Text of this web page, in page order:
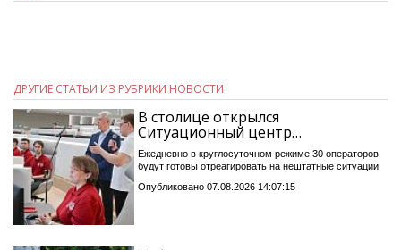
ДРУГИЕ СТАТЬИ ИЗ РУБРИКИ НОВОСТИ
В столице открылся
Ситуационный центр…
Ежедневно в круглосуточном режиме 30 операторов
будут готовы отреагировать на нештатные ситуации
Опубликовано 07.08.2026 14:07:15